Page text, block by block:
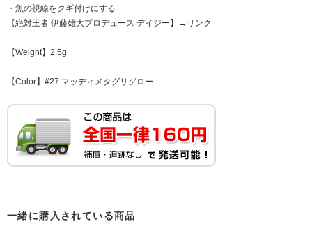
・魚の視線をクギ付けにする
【絶対王者 伊藤雄大プロデュース デイジー】→ リンク
【Weight】2.5g
【Color】#27 マッディメタグリグロー
一緒に購入されている商品